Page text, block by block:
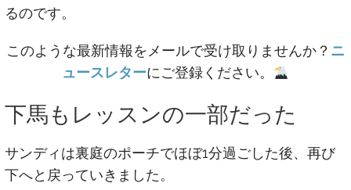
るのです。
このような最新情報をメールで受け取りませんか？ ニ
ュースレターにご登録ください。
下馬もレッスンの一部だった
サンディは裏庭のポーチでほぼ1分過ごした後、再び
下へと戻っていきました。